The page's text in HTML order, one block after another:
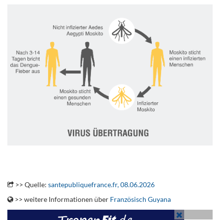
>> Quelle: santepubliquefrance.fr, 08.06.2026
>> weitere Informationen über Französisch Guyana